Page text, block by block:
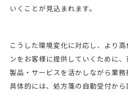
いくことが見込まれます。
こうした環境変化に対応し、より
ンをお客様に提供していくために
製品・サービスを活かしながら業務
具体的には、処方箋の自動受付か